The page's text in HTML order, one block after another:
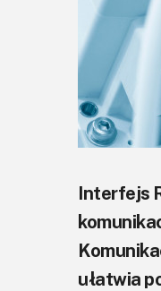
Interfejs
ułatwia